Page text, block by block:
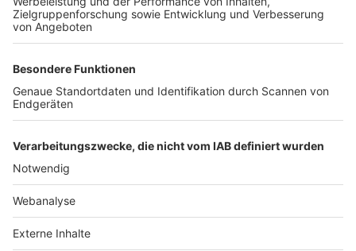
TOP-PARTNER
Nutzungsbedingungen Datenschutz Impressum